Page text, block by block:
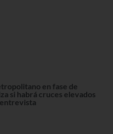
en fase de
si habrá cruces elevados